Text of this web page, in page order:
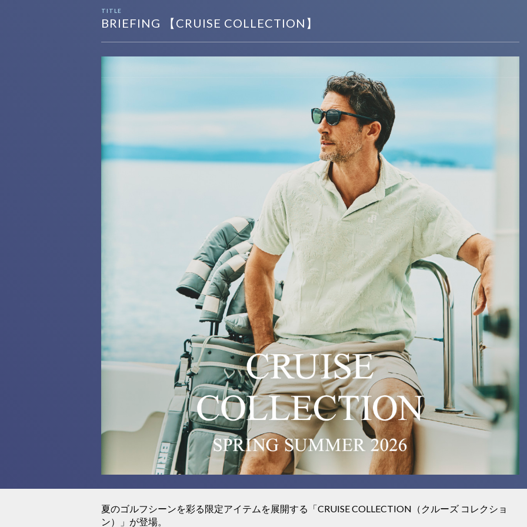
TITLE
BRIEFING 【CRUISE COLLECTION】
夏のゴルフシーンを彩る限定アイテムを展開する「CRUISE COLLECTION（クルーズ コレクショ
ン）」が登場。